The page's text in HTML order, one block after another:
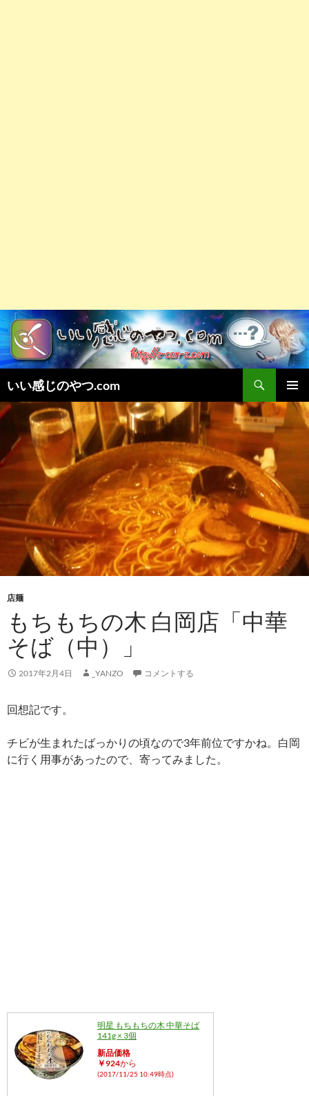
いい感じのやつ.com
索
メインメ
ニュー
ン
ン
ツ
へ
プ
店麺
もちもちの木 白岡店「中華
そば（中）」
2017年2月4日 _YANZO コメントする
回想記です。
チビが生まれたばっかりの頃なので3年前位ですかね。白岡
に行く用事があったので、寄ってみました。
明星 もちもちの木 中華そば
141g × 3個
新品価格
￥924から
(2017/11/25 10:49時点)